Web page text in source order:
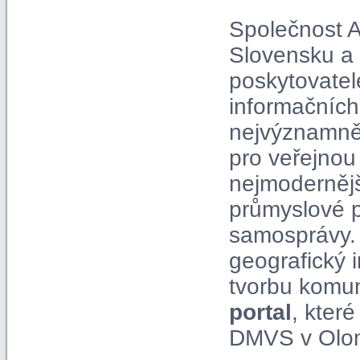
Společnost
Slovensku
pro
průmyslové
geografický
tvorbu
portal,
DMVS v